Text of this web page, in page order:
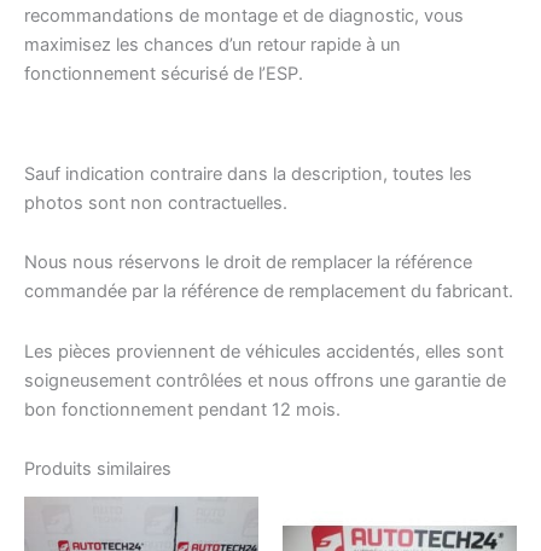
recommandations de montage et de diagnostic, vous
maximisez les chances d’un retour rapide à un
fonctionnement sécurisé de l’ESP.
Sauf indication contraire dans la description, toutes les
photos sont non contractuelles.
Nous nous réservons le droit de remplacer la référence
commandée par la référence de remplacement du fabricant.
Les pièces proviennent de véhicules accidentés, elles sont
soigneusement contrôlées et nous offrons une garantie de
bon fonctionnement pendant 12 mois.
Produits similaires